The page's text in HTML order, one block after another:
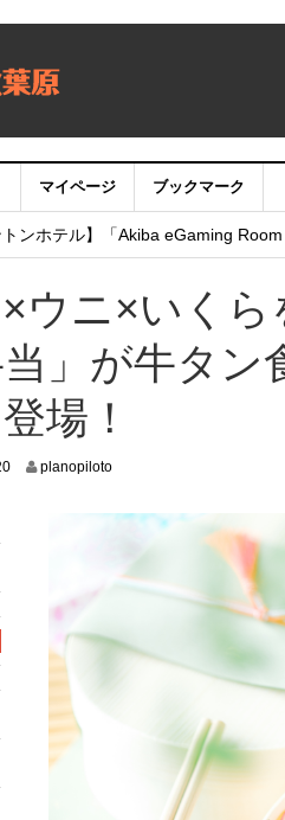
マイページ ブックマーク
火）22時】ココシル：アカウント
トンホテル】「Akiba eGaming
ウニ×いくら
」が牛タン
場！
5
planopiloto